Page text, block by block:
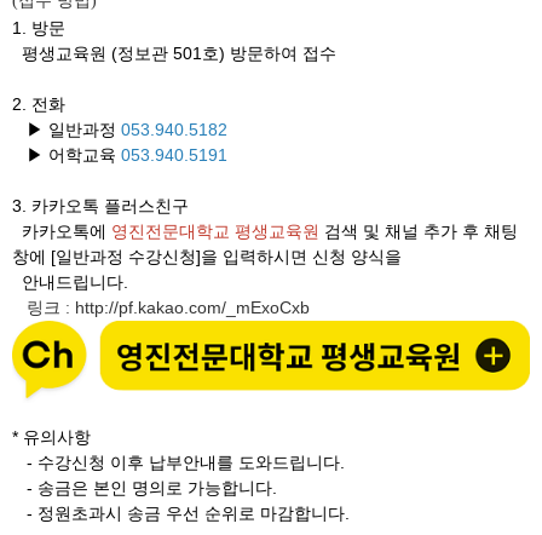
1. 방문
평생교육원 (정보관 501호) 방문하여 접수
2. 전화
▶ 일반과정 053.940.5182
▶ 어학교육 053.940.5191
3. 카카오톡 플러스친구
카카오톡에 영진전문대학교 평생교육원 검색 및 채널 추가 후 채팅
창에 [일반과정 수강신청]을 입력하시면 신청 양식을
안내드립니다.
링크 : http://pf.kakao.com/_mExoCxb
* 유의사항
- 수강신청 이후 납부안내를 도와드립니다.
- 송금은 본인 명의로 가능합니다.
- 정원초과시 송금 우선 순위로 마감합니다.